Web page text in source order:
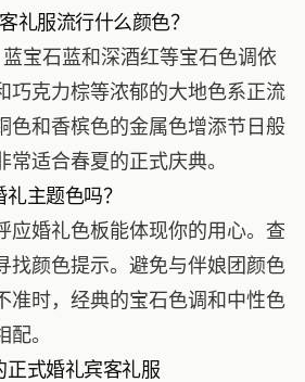
礼服流行什么颜色？
宝石蓝和深酒红等宝石色调依
巧克力棕等浓郁的大地色系正流
色和香槟色的金属色增添节日般
适合春夏的正式庆典。
主题色吗？
应婚礼色板能体现你的用心。查
找颜色提示。避免与伴娘团颜色
准时，经典的宝石色调和中性色
。
正式婚礼宾客礼服